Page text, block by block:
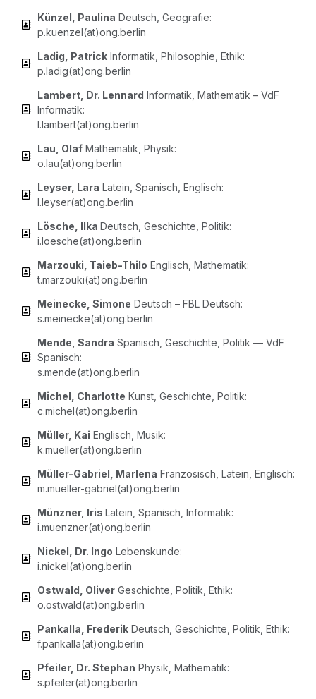
Kün­zel, Pau­li­na Deutsch, Geo­gra­fie:
p.kuenzel(at)ong.berlin
Ladig, PatrickInfor­ma­tik, Phi­lo­so­phie, Ethik:
p.ladig(at)ong.berlin
Lam­bert, Dr. Len­nard Infor­ma­tik, Mathe­ma­tik – VdF
Infor­ma­tik:
l.lambert(at)ong.berlin
Lau, OlafMathe­ma­tik, Phy­sik:
o.lau(at)ong.berlin
Ley­ser, Lara Latein, Spa­nisch, Eng­lisch:
l.leyser(at)ong.berlin
Lösche, Ilka Deutsch, Geschich­te, Poli­tik:
i.loesche(at)ong.berlin
Marz­ou­ki, Tai­eb-Thi­lo Eng­lisch, Mathe­ma­tik:
t.marzouki(at)ong.berlin
Meine­cke, Simo­ne Deutsch – FBL Deutsch:
s.meinecke(at)ong.berlin
Men­de, San­dra Spa­nisch, Geschich­te, Poli­tik — VdF
Spa­nisch:
s.mende(at)ong.berlin
Michel, Char­lot­te Kunst, Geschich­te, Poli­tik:
c.michel(at)ong.berlin
Mül­ler, Kai Eng­lisch, Musik:
k.mueller(at)ong.berlin
Mül­ler-Gabri­el, Mar­le­na Fran­zö­sisch, Latein, Eng­lisch:
m.mueller-gabriel(at)ong.berlin
Münz­ner, Iris Latein, Spa­nisch, Infor­ma­tik:
i.muenzner(at)ong.berlin
Nickel, Dr. Ingo Lebens­kun­de:
i.nickel(at)ong.berlin
Ost­wald, Oli­verGeschich­te, Poli­tik, Ethik:
o.ostwald(at)ong.berlin
Pan­kal­la, Fre­de­rikDeutsch, Geschich­te, Poli­tik, Ethik:
f.pankalla(at)ong.berlin
Pfei­ler, Dr. Ste­phan Phy­sik, Mathe­ma­tik:
s.pfeiler(at)ong.berlin